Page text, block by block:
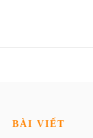
BÀI VIẾT